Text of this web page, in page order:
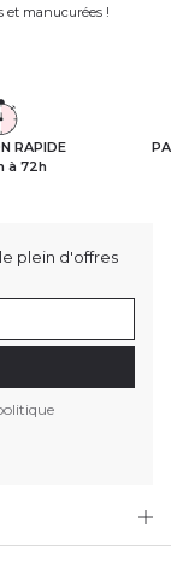
et manucurées !
RAPIDE
à 72h
plein d'offres